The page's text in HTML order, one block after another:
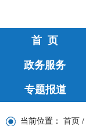
首 页
政务服务
专题报道
当前位置： 首页 /